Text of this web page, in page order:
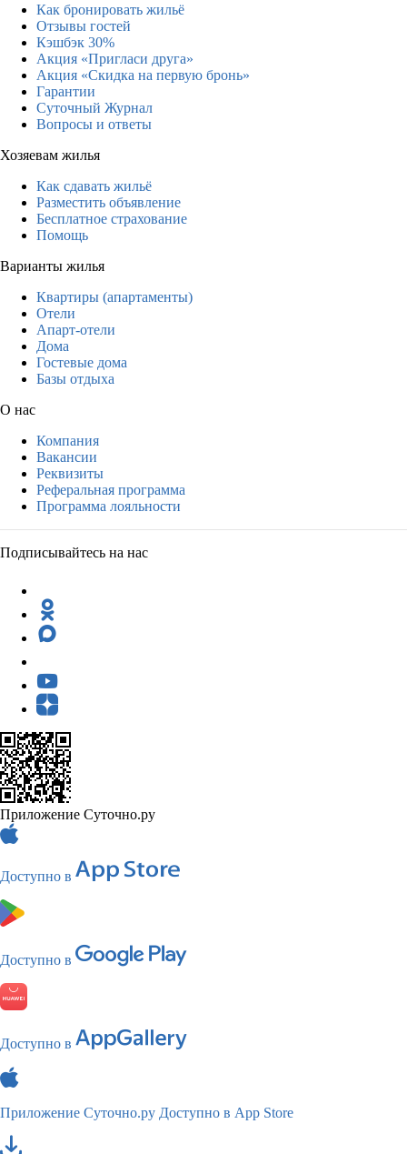
Как бронировать жильё
Отзывы гостей
Кэшбэк 30%
Акция «Пригласи друга»
Акция «Скидка на первую бронь»
Гарантии
Суточный Журнал
Вопросы и ответы
Хозяевам жилья
Как сдавать жильё
Разместить объявление
Бесплатное страхование
Помощь
Варианты жилья
Квартиры (апартаменты)
Отели
Апарт-отели
Дома
Гостевые дома
Базы отдыха
О нас
Компания
Вакансии
Реквизиты
Реферальная программа
Программа лояльности
Подписывайтесь на нас
Приложение Суточно.ру
Доступно в
Доступно в
Доступно в
Приложение Суточно.ру Доступно в App Store